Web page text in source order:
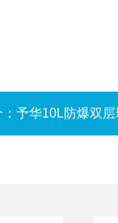
予华10L防爆双